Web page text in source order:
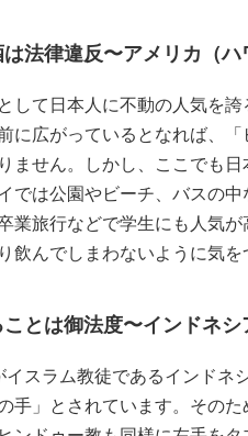
法律違反〜アメリカ（ハ
して日本人に不動の人気を
に広がっているとなれば、
ません。しかし、ここでも
では公園やビーチ、バスの
業旅行などで学生にも人気
飲んでしまわないように気を
とは御法度〜インドネ
イスラム教徒であるインドネ
手」とされています。その